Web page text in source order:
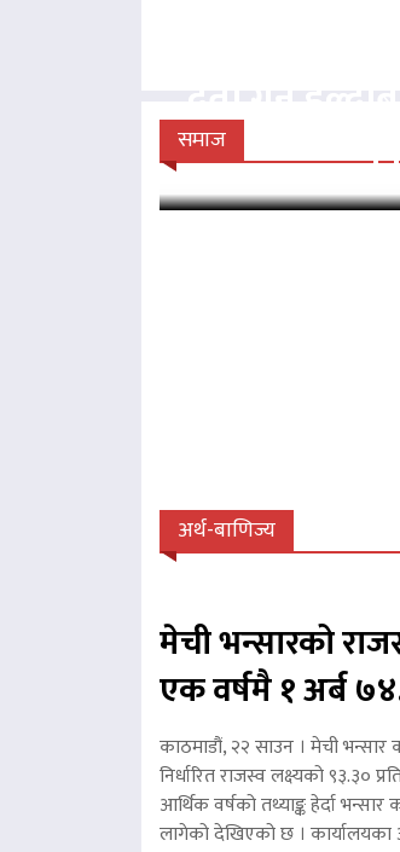
समाज
अर्थ-बाणिज्य
मेची भन्सारको
एक वर्षमै १ अर्ब
काठमाडौं, २२ साउन । मेची भन्सार
निर्धारित राजस्व लक्ष्यको ९३.३०
आर्थिक वर्षको तथ्याङ्क हेर्दा भन्सार
लागेको देखिएको छ ।